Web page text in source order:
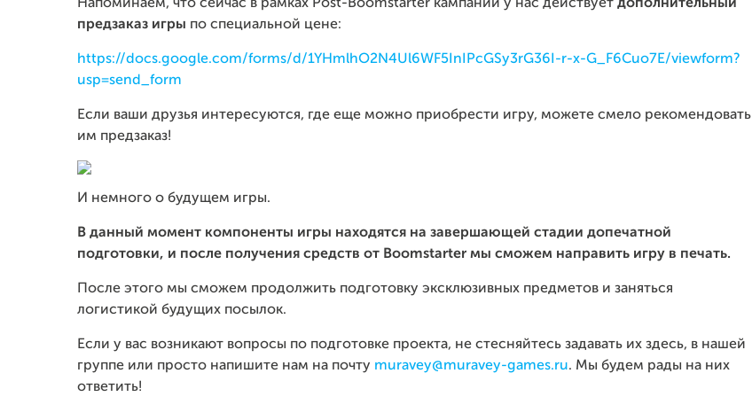
Напоминаем, что сейчас в рамках Post-Boomstarter кампании у нас действует дополнительный
предзаказ игры по специальной цене:
https://docs.google.com/forms/d/1YHmlhO2N4Ul6WF5InIPcGSy3rG36I-r-x-G_F6Cuo7E/viewform?
usp=send_form
Если ваши друзья интересуются, где еще можно приобрести игру, можете смело рекомендовать
им предзаказ!
И немного о будущем игры.
В данный момент компоненты игры находятся на завершающей стадии допечатной
подготовки, и после получения средств от Boomstarter мы сможем направить игру в печать.
После этого мы сможем продолжить подготовку эксклюзивных предметов и заняться
логистикой будущих посылок.
Если у вас возникают вопросы по подготовке проекта, не стесняйтесь задавать их здесь, в нашей
группе или просто напишите нам на почту muravey@muravey-games.ru. Мы будем рады на них
ответить!